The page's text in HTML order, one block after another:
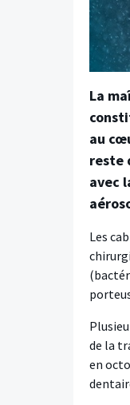
La
au
reste
avec
Les
de la
en